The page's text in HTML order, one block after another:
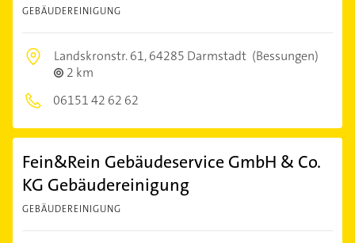
GEBÄUDEREINIGUNG
Landskronstr. 61,64285 Darmstadt (Bessungen)
2 km
06151 42 62 62
Fein&Rein Gebäudeservice GmbH & Co.
KG Gebäudereinigung
GEBÄUDEREINIGUNG